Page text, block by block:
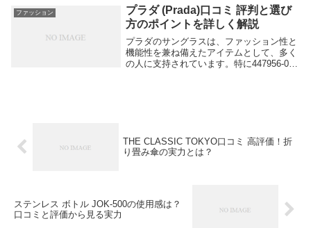
に、フィットネス機能...
ファッション
プラダ (Prada)口コミ 評判と選び
方のポイントを詳しく解説
プラダのサングラスは、ファッション性と
機能性を兼ね備えたアイテムとして、多く
の人に支持されています。特に447956-01
THE CLASSIC TOKYO口コミ 高評価！折
り畳み傘の実力とは？
ステンレス ボトル JOK-500の使用感は？
口コミと評価から見る実力